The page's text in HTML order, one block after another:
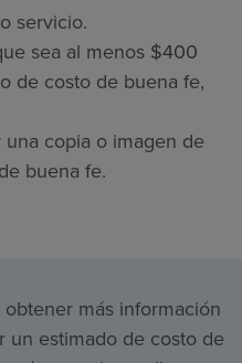
servicio.
sea al menos $400
de costo de buena fe,
copia o imagen de
buena fe.
más información
un estimado de costo de